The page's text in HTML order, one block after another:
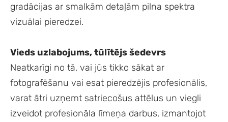
gradācijas ar smalkām detaļām pilna spektra
vizuālai pieredzei.
Vieds uzlabojums, tūlītējs šedevrs
Neatkarīgi no tā, vai jūs tikko sākat ar
fotografēšanu vai esat pieredzējis profesionālis,
varat ātri uzņemt satriecošus attēlus un viegli
izveidot profesionāla līmeņa darbus, izmantojot